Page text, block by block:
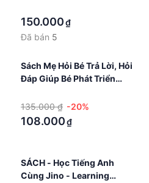
150.000₫
Đã bán 5
Sách Mẹ Hỏi Bé Trả Lời, Hỏi
Đáp Giúp Bé Phát Triển
Cuốn
135.000 ₫ -20%
108.000₫
SÁCH - Học Tiếng Anh
Cùng Jino - Learning